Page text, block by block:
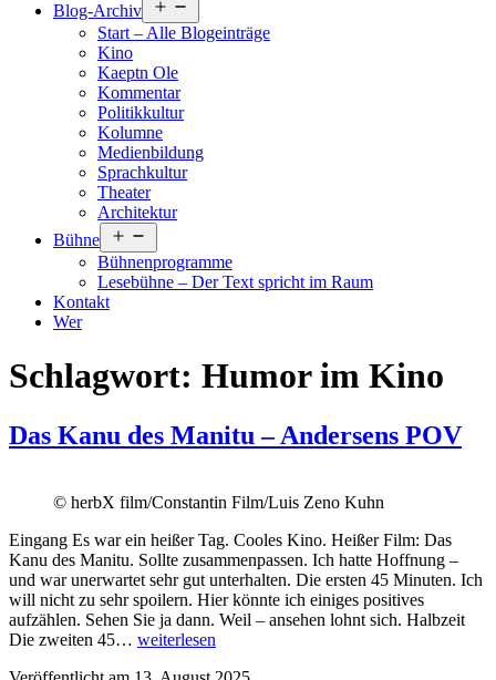
Blog-Archiv
öffnen
Start – Alle Blogeinträge
Kino
Kaeptn Ole
Kommentar
Politikkultur
Kolumne
Medienbildung
Sprachkultur
Theater
Architektur
Bühne
öffnen
Bühnenprogramme
Lesebühne – Der Text spricht im Raum
Kontakt
Wer
Schlagwort: Humor im Kino
Das Kanu des Manitu – Andersens POV
© herbX film/Constantin Film/Luis Zeno Kuhn
Eingang Es war ein heißer Tag. Cooles Kino. Heißer Film: Das
Kanu des Manitu. Sollte zusammenpassen. Ich hatte Hoffnung –
und war unerwartet sehr gut unterhalten. Die ersten 45 Minuten. Ich
will nicht zu sehr spoilern. Hier könnte ich einiges positives
aufzählen. Sehen Sie ja dann. Weil – ansehen lohnt sich. Halbzeit
Die zweiten 45… Das
weiterlesen